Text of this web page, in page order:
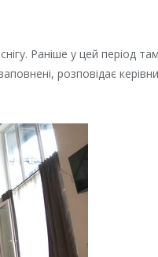
Раніше у цей період
розповідає